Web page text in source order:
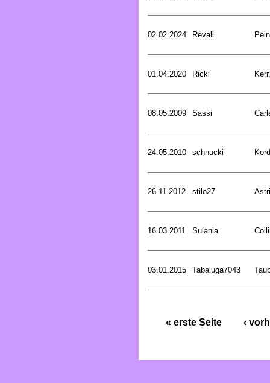
02.02.2024 Revali
01.04.2020 Ricki
08.05.2009 Sassi
24.05.2010 schnucki
26.11.2012 stilo27
16.03.2011 Sulania
03.01.2015 Tabaluga7043
« erste Seite ‹